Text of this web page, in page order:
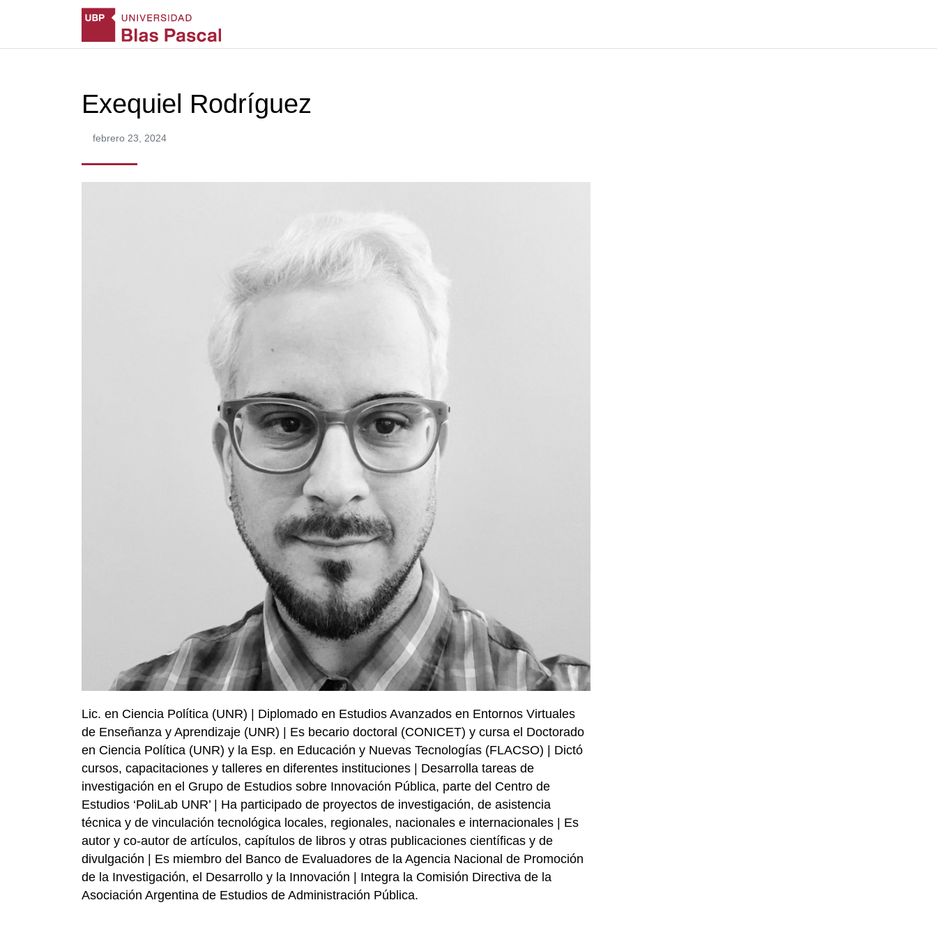
Exequiel Rodríguez
febrero 23, 2024
Lic. en Ciencia Política (UNR) | Diplomado en Estudios Avanzados en Entornos Virtuales
de Enseñanza y Aprendizaje (UNR) | Es becario doctoral (CONICET) y cursa el Doctorado
en Ciencia Política (UNR) y la Esp. en Educación y Nuevas Tecnologías (FLACSO) | Dictó
cursos, capacitaciones y talleres en diferentes instituciones | Desarrolla tareas de
investigación en el Grupo de Estudios sobre Innovación Pública, parte del Centro de
Estudios ‘PoliLab UNR’ | Ha participado de proyectos de investigación, de asistencia
técnica y de vinculación tecnológica locales, regionales, nacionales e internacionales | Es
autor y co-autor de artículos, capítulos de libros y otras publicaciones científicas y de
divulgación | Es miembro del Banco de Evaluadores de la Agencia Nacional de Promoción
de la Investigación, el Desarrollo y la Innovación | Integra la Comisión Directiva de la
Asociación Argentina de Estudios de Administración Pública.